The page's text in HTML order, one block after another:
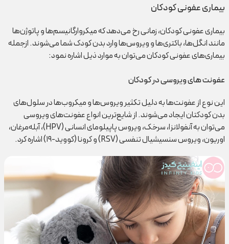
بیماری عفونی کودکان
بیماری عفونی کودکان، زمانی رخ می‌دهد که میکروارگانیسم‌ها و پاتوژن‌ها
مانند انگل‌ها، باکتری‌ها و ویروس‌ها وارد بدن کودک شما می‌شوند. ازجمله
بیماری‌های عفونی کودکان می‌توان به موارد ذیل اشاره نمود:
عفونت های ویروسی در کودکان
این نوع از عفونت‌ها به دلیل تکثیر ویروس‌ها و میکروب‌ها در سلول‌های
بدن کودکتان ایجاد می‌شوند. از شایع‌ترین انواع عفونت‌های ویروسی
می‌توان به آنفولانزا، سرخک، ویروس پاپیلومای انسانی (HPV)، آبله‌مرغان،
اوریون، ویروس سنسیشیال تنفسی (RSV) و کرونا (کووید-۱۹) اشاره کرد.